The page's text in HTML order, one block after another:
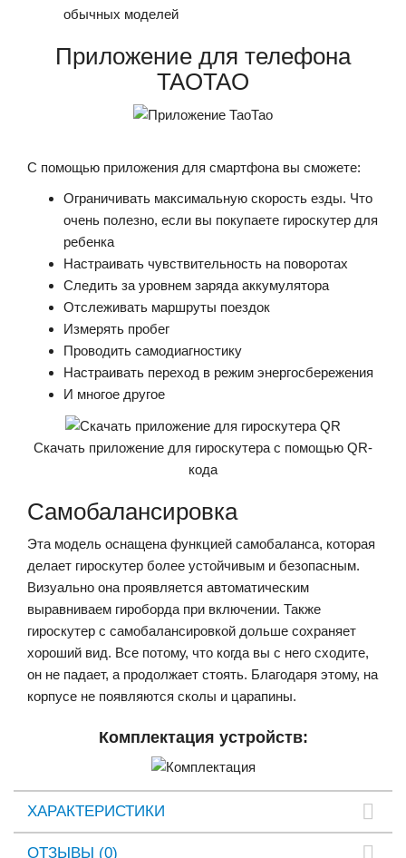
обычных моделей
Приложение для телефона
TAOTAO
С помощью приложения для смартфона вы сможете:
Ограничивать максимальную скорость езды. Что
очень полезно, если вы покупаете гироскутер для
ребенка
Настраивать чувствительность на поворотах
Следить за уровнем заряда аккумулятора
Отслеживать маршруты поездок
Измерять пробег
Проводить самодиагностику
Настраивать переход в режим энергосбережения
И многое другое
Скачать приложение для гироскутера с помощью QR-
кода
Самобалансировка
Эта модель оснащена функцией самобаланса, которая
делает гироскутер более устойчивым и безопасным.
Визуально она проявляется автоматическим
выравниваем гироборда при включении. Также
гироскутер с самобалансировкой дольше сохраняет
хороший вид. Все потому, что когда вы с него сходите,
он не падает, а продолжает стоять. Благодаря этому, на
корпусе не появляются сколы и царапины.
Комплектация устройств:
ХАРАКТЕРИСТИКИ
ОТЗЫВЫ (0)